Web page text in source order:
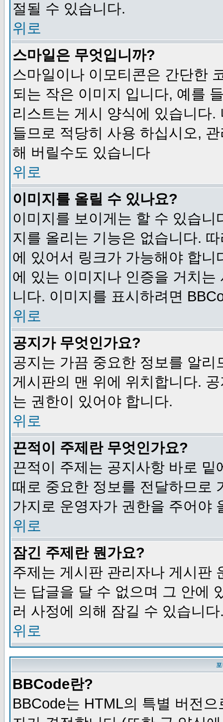
절될 수 있습니다.
위로
스마일은 무엇입니까?
스마일이나 이모티콘은 간단한
되는 작은 이미지 입니다, 예를
리스트는 게시 양식에 있습니다
들므로 적당히 사용 하십시오,
해 버릴수도 있습니다
위로
이미지를 올릴 수 있나요?
이미지를 보이게는 할 수 있습
지를 올리는 기능은 없습니다.
에 있어서 링크가 가능해야 합
에 있는 이미지나 인증을 거치
니다. 이미지를 표시하려면
위로
공지가 무엇인가요?
공지는 가끔 중요한 정보를 알
게시판의 맨 위에 위치합니다.
는 권한이 있어야 합니다.
위로
끈적이 주제란 무엇인가요?
끈적이 주제는 공지사항 바로
때로 중요한 정보를 전달하므로
가지로 운영자가 권한을 주어야
위로
잠긴 주제란 뭔가요?
주제는 게시판 관리자나 게시판
는 답글을 달 수 없으며 그 안에
러 사정에 의해 잠길 수 있습니다
위로
BBCode란?
BBCode는 HTML의 특별 버전